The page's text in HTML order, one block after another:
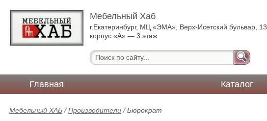
Мебельный Хаб
г.Екатеринбург, МЦ «ЭМА», Верх-Исетский бульвар, 13,
корпус «А» — 3 этаж
Главная Каталог
Мебельный ХАБ /Производители /Бюрократ